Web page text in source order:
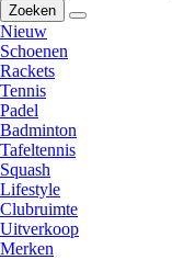
Zoeken
Nieuw
Schoenen
Rackets
Tennis
Padel
Badminton
Tafeltennis
Squash
Lifestyle
Clubruimte
Uitverkoop
Merken